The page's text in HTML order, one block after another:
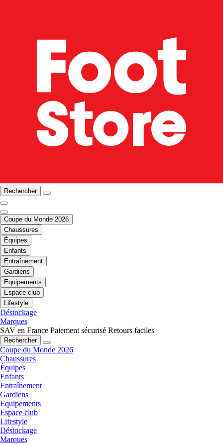
Rechercher
Coupe du Monde 2026
Chaussures
Équipes
Enfants
Entraînement
Gardiens
Equipements
Espace club
Lifestyle
Déstockage
Marques
SAV en France Paiement sécurisé Retours faciles
Rechercher
Coupe du Monde 2026
Chaussures
Équipes
Enfants
Entraînement
Gardiens
Equipements
Espace club
Lifestyle
Déstockage
Marques